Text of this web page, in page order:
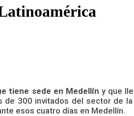
tiene sede en Medellín y que
300 invitados del sector de
esos cuatro días en Medellín.